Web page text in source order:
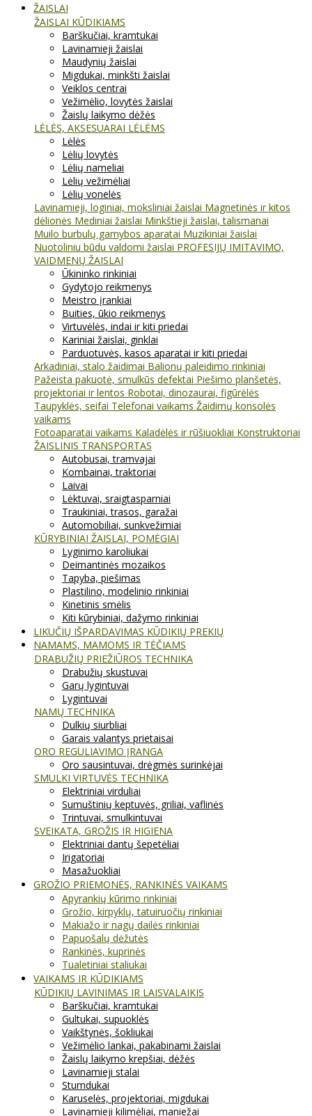
ŽAISLAI
ŽAISLAI KŪDIKIAMS
Barškučiai, kramtukai
Lavinamieji žaislai
Maudynių žaislai
Migdukai, minkšti žaislai
Veiklos centrai
Vežimėlio, lovytės žaislai
Žaislų laikymo dėžės
LĖLĖS, AKSESUARAI LĖLĖMS
Lėlės
Lėlių lovytės
Lėlių nameliai
Lėlių vežimėliai
Lėlių vonelės
Lavinamieji, loginiai, moksliniai žaislai Magnetinės ir kitos
dėlionės Mediniai žaislai Minkštieji žaislai, talismanai
Muilo burbulų gamybos aparatai Muzikiniai žaislai
Nuotoliniu būdu valdomi žaislai PROFESIJŲ IMITAVIMO,
VAIDMENŲ ŽAISLAI
Ūkininko rinkiniai
Gydytojo reikmenys
Meistro įrankiai
Buities, ūkio reikmenys
Virtuvėlės, indai ir kiti priedai
Kariniai žaislai, ginklai
Parduotuvės, kasos aparatai ir kiti priedai
Arkadiniai, stalo žaidimai Balionų paleidimo rinkiniai
Pažeista pakuotė, smulkūs defektai Piešimo planšetės,
projektoriai ir lentos Robotai, dinozaurai, figūrėlės
Taupyklės, seifai Telefonai vaikams Žaidimų konsolės
vaikams
Fotoaparatai vaikams Kaladėlės ir rūšiuokliai Konstruktoriai
ŽAISLINIS TRANSPORTAS
Autobusai, tramvajai
Kombainai, traktoriai
Laivai
Lėktuvai, sraigtasparniai
Traukiniai, trasos, garažai
Automobiliai, sunkvežimiai
KŪRYBINIAI ŽAISLAI, POMĖGIAI
Lyginimo karoliukai
Deimantinės mozaikos
Tapyba, piešimas
Plastilino, modelinio rinkiniai
Kinetinis smėlis
Kiti kūrybiniai, dažymo rinkiniai
LIKUČIŲ IŠPARDAVIMAS KŪDIKIŲ PREKIŲ
NAMAMS, MAMOMS IR TĖČIAMS
DRABUŽIŲ PRIEŽIŪROS TECHNIKA
Drabužių skustuvai
Garų lygintuvai
Lygintuvai
NAMŲ TECHNIKA
Dulkių siurbliai
Garais valantys prietaisai
ORO REGULIAVIMO ĮRANGA
Oro sausintuvai, drėgmės surinkėjai
SMULKI VIRTUVĖS TECHNIKA
Elektriniai virduliai
Sumuštinių keptuvės, griliai, vaflinės
Trintuvai, smulkintuvai
SVEIKATA, GROŽIS IR HIGIENA
Elektriniai dantų šepetėliai
Irigatoriai
Masažuokliai
GROŽIO PRIEMONĖS, RANKINĖS VAIKAMS
Apyrankių kūrimo rinkiniai
Grožio, kirpyklų, tatuiruočių rinkiniai
Makiažo ir nagų dailės rinkiniai
Papuošalų dėžutės
Rankinės, kuprinės
Tualetiniai staliukai
VAIKAMS IR KŪDIKIAMS
KŪDIKIŲ LAVINIMAS IR LAISVALAIKIS
Barškučiai, kramtukai
Gultukai, supuoklės
Vaikštynės, šokliukai
Vežimėlio lankai, pakabinami žaislai
Žaislų laikymo krepšiai, dėžės
Lavinamieji stalai
Stumdukai
Karuselės, projektoriai, migdukai
Lavinamieji kilimėliai, maniežai